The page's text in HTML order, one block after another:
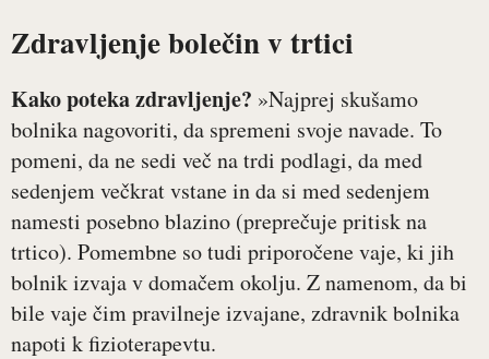
Zdravljenje bolečin v trtici
Kako poteka zdravljenje? »Najprej skušamo
bolnika nagovoriti, da spremeni svoje navade. To
pomeni, da ne sedi več na trdi podlagi, da med
sedenjem večkrat vstane in da si med sedenjem
namesti posebno blazino (preprečuje pritisk na
trtico). Pomembne so tudi priporočene vaje, ki jih
bolnik izvaja v domačem okolju. Z namenom, da bi
bile vaje čim pravilneje izvajane, zdravnik bolnika
napoti k fizioterapevtu.